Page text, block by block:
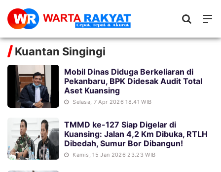
Kuantan Singingi
Mobil Dinas Diduga Berkeliaran di
Pekanbaru, BPK Didesak Audit Total
Aset Kuansing
Selasa, 7 Apr 2026 18.41 WIB
TMMD ke-127 Siap Digelar di
Kuansing: Jalan 4,2 Km Dibuka, RTLH
Dibedah, Sumur Bor Dibangun!
Kamis, 15 Jan 2026 23.23 WIB